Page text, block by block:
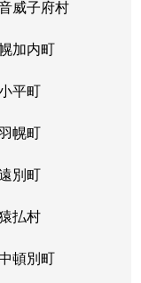
威子府村
加内町
平町
幌町
別町
払村
頓別町